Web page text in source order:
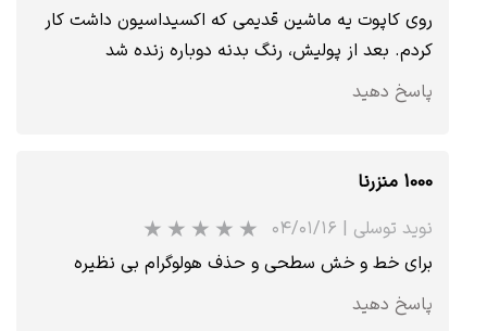
★★★★★
روی کاپوت یه ماشین قدیمی که اکسیداسیون داشت کار
کردم. بعد از پولیش، رنگ بدنه دوباره زنده شد
پاسخ دهید
1000 منزرنا
نوید توسلی | ۰۴/۰۱/۱۶
برای خط و خش سطحی و حذف هولوگرام بی نظیره
پاسخ دهید